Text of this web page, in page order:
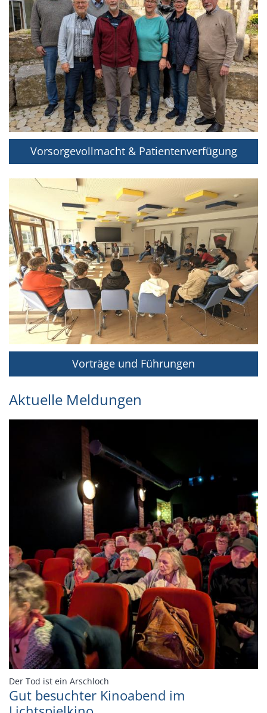
Vorsorgevollmacht & Patientenverfügung
Vorträge und Führungen
Aktuelle Meldungen
Der Tod ist ein Arschloch
Gut besuchter Kinoabend im